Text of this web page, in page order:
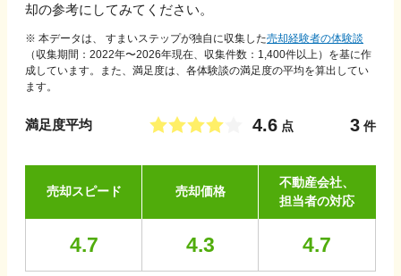
却の参考にしてみてください。
※ 本データは、 すまいステップが独自に収集した売却経験者の体験談
（収集期間：2022年〜2026年現在、収集件数： 1,400件以上）を基に作
成しています。また、満足度は、各体験談の満足度の平均を算出してい
ます。
満足度平均 4.6 点 3 件
売却スピード 売却価格
不動産会社、
担当者の対応
4.7 4.3 4.7